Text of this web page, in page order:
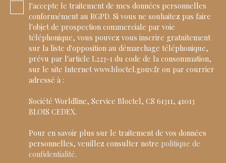
J'accepte le traitement de mes données personnelles
conformément au RGPD. Si vous ne souhaitez pas faire
l'objet de prospection commerciale par voie
téléphonique, vous pouvez vous inscrire gratuitement
sur la liste d'opposition au démarchage téléphonique,
prévu par l'article L223-1 du code de la consommation,
sur le site Internet www.bloctel.gouv.fr ou par courrier
adressé à :
Société Worldline, Service Bloctel, CS 61311, 41013
BLOIS CEDEX.
Pour en savoir plus sur le traitement de vos données
personnelles, veuillez consulter notre politique de
confidentialité.